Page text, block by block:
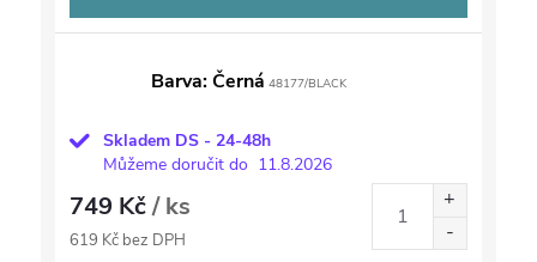
Barva: Černá 48177/BLACK
Skladem DS - 24-48h
Můžeme doručit do 11.8.2026
749 Kč/ ks
619 Kč bez DPH